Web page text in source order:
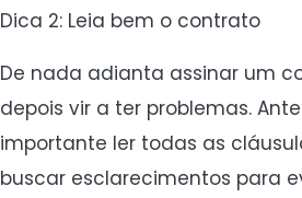
Dica 2: Leia bem o contrato
De nada adianta assinar um
depois vir a ter problemas.
importante ler todas as
buscar esclarecimentos para